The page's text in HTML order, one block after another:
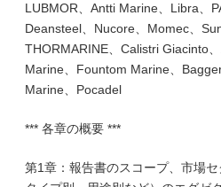
LUBMOR、Antti Marine、Libra、
Deansteel、Nucore、Momec、
THORMARINE、Calistri Giacinto
Marine、Fountom Marine、
Marine、Pocadel
*** 各章の概要 ***
第1章：報告書のスコープ、市場